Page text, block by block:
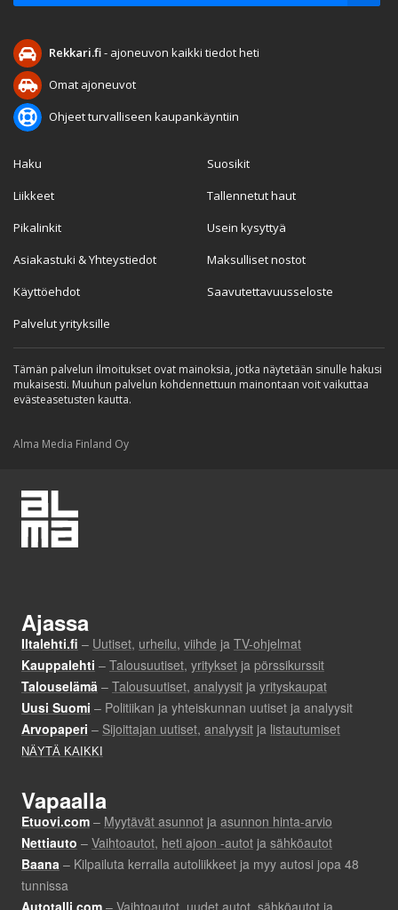
Rekkari.fi- ajoneuvon kaikki tiedot heti
Omat ajoneuvot
Ohjeet turvalliseen kaupankäyntiin
Haku
Liikkeet
Pikalinkit
Asiakastuki & Yhteystiedot
Käyttöehdot
Palvelut yrityksille
Suosikit
Tallennetut haut
Usein kysyttyä
Maksulliset nostot
Saavutettavuusseloste
Tämän palvelun ilmoitukset ovat mainoksia, jotka näytetään sinulle hakusi
mukaisesti. Muuhun palvelun kohdennettuun mainontaan voit vaikuttaa
evästeasetusten kautta.
Alma Media Finland Oy